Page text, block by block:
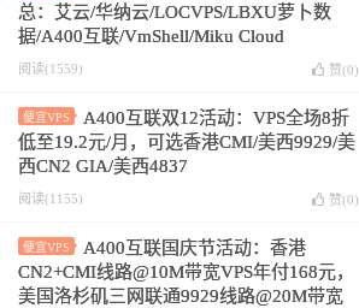
总：艾云/华纳云/LOCVPS/LBXU萝卜数
据/A400互联/VmShell/Miku Cloud
阅读(1559) 赞(0)
便宜VPS
A400互联双12活动：VPS全场8折
低至19.2元/月，可选香港CMI/美西9929/美
西CN2 GIA/美西4837
阅读(1155) 赞(0)
便宜VPS
A400互联国庆节活动：香港
CN2+CMI线路@10M带宽VPS年付168元，
美国洛杉矶三网联通9929线路@20M带宽